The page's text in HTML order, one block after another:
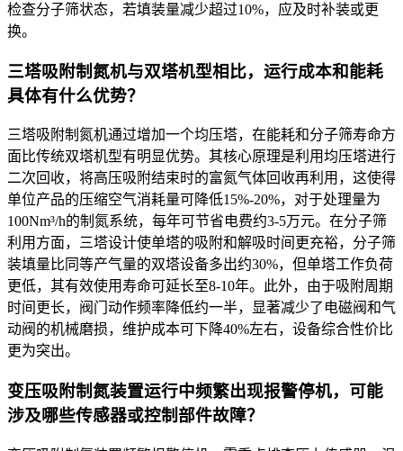
检查分子筛状态，若填装量减少超过10%，应及时补装或更
换。
三塔吸附制氮机与双塔机型相比，运行成本和能耗
具体有什么优势？
三塔吸附制氮机通过增加一个均压塔，在能耗和分子筛寿命方
面比传统双塔机型有明显优势。其核心原理是利用均压塔进行
二次回收，将高压吸附结束时的富氮气体回收再利用，这使得
单位产品的压缩空气消耗量可降低15%-20%，对于处理量为
100Nm³/h的制氮系统，每年可节省电费约3-5万元。在分子筛
利用方面，三塔设计使单塔的吸附和解吸时间更充裕，分子筛
装填量比同等产气量的双塔设备多出约30%，但单塔工作负荷
更低，其有效使用寿命可延长至8-10年。此外，由于吸附周期
时间更长，阀门动作频率降低约一半，显著减少了电磁阀和气
动阀的机械磨损，维护成本可下降40%左右，设备综合性价比
更为突出。
变压吸附制氮装置运行中频繁出现报警停机，可能
涉及哪些传感器或控制部件故障？